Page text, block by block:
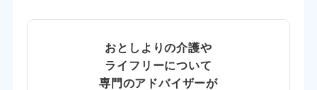
おとしよりの介護や
ライフリーについて
専門のアドバイザーが